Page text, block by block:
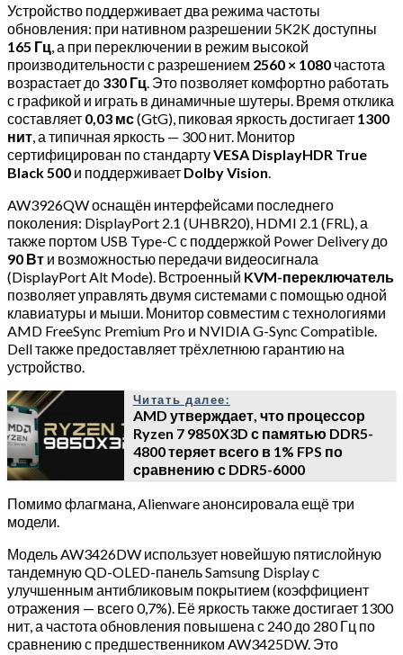
Устройство поддерживает два режима частоты
обновления: при нативном разрешении 5K2K доступны
165 Гц, а при переключении в режим высокой
производительности с разрешением 2560 × 1080 частота
возрастает до 330 Гц. Это позволяет комфортно работать
с графикой и играть в динамичные шутеры. Время отклика
составляет 0,03 мс(GtG), пиковая яркость достигает 1300
нит, а типичная яркость — 300 нит. Монитор
сертифицирован по стандартуVESA DisplayHDR True
Black 500 и поддерживает Dolby Vision.
AW3926QW оснащён интерфейсами последнего
поколения: DisplayPort 2.1 (UHBR20), HDMI 2.1 (FRL), а
также портом USB Type-C с поддержкой Power Delivery до
90 Вт и возможностью передачи видеосигнала
(DisplayPort Alt Mode). Встроенный KVM-переключатель
позволяет управлять двумя системами с помощью одной
клавиатуры и мыши. Монитор совместим с технологиями
AMD FreeSync Premium Pro и NVIDIA G-Sync Compatible.
Dell также предоставляет трёхлетнюю гарантию на
устройство.
Читать далее:
AMD утверждает, что процессор
Ryzen 7 9850X3D с памятью DDR5-
4800 теряет всего в 1% FPS по
сравнению с DDR5-6000
Помимо флагмана, Alienware анонсировала ещё три
модели.
Модель AW3426DW использует новейшую пятислойную
тандемную QD-OLED-панель Samsung Display с
улучшенным антибликовым покрытием (коэффициент
отражения — всего 0,7%). Её яркость также достигает 1300
нит, а частота обновления повышена с 240 до 280 Гц по
сравнению с предшественником AW3425DW. Это